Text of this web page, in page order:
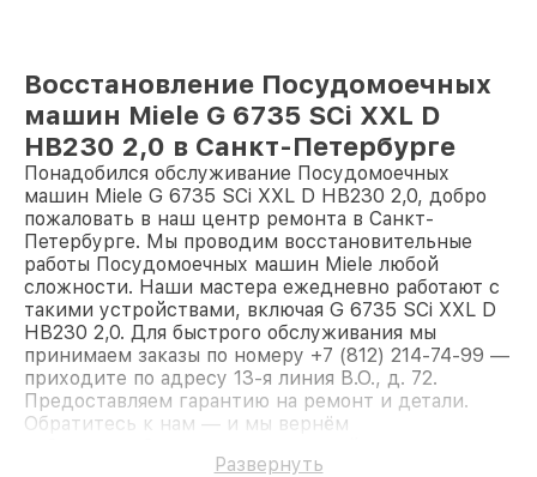
Восстановление Посудомоечных
машин Miele G 6735 SCi XXL D
HB230 2,0 в Санкт-Петербурге
Понадобился обслуживание Посудомоечных
машин Miele G 6735 SCi XXL D HB230 2,0, добро
пожаловать в наш центр ремонта в Санкт-
Петербурге. Мы проводим восстановительные
работы Посудомоечных машин Miele любой
сложности. Наши мастера ежедневно работают с
такими устройствами, включая G 6735 SCi XXL D
HB230 2,0. Для быстрого обслуживания мы
принимаем заказы по номеру +7 (812) 214-74-99 —
приходите по адресу 13-я линия В.О., д. 72.
Предоставляем гарантию на ремонт и детали.
Обратитесь к нам — и мы вернём
Развернуть